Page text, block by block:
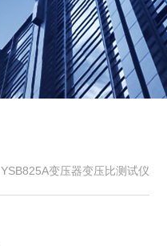
YSB825A变压器变压比测试仪